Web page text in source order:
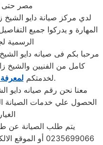
مصر حتى
المهارة و يدركوا جميع
الرسمية
مرحبا بكم فى صيانه دايو
كامل من الفنيين والشيخ
لخدمتكم.
معنا نحن رقم صيانه دايو
الحصول علي خدمات الصيانة
يتم طلب الصيانة عن
0235699066 أو